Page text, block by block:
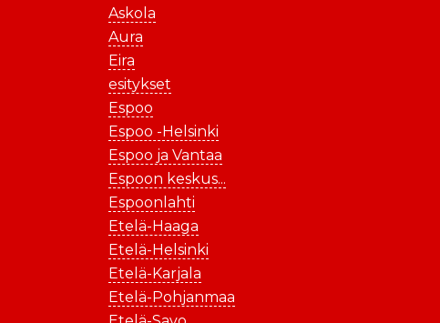
Askola
Aura
Eira
esitykset
Espoo
Espoo -Helsinki
Espoo ja Vantaa
Espoon keskus...
Espoonlahti
Etelä-Haaga
Etelä-Helsinki
Etelä-Karjala
Etelä-Pohjanmaa